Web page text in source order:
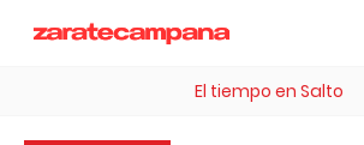
El tiempo en Salto